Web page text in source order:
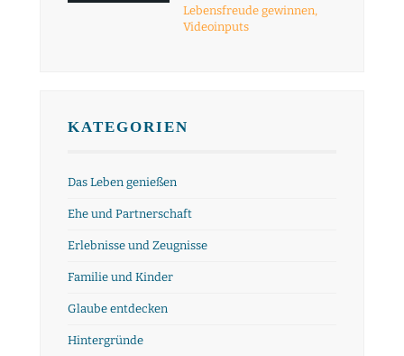
Lebensfreude gewinnen,
Videoinputs
KATEGORIEN
Das Leben genießen
Ehe und Partnerschaft
Erlebnisse und Zeugnisse
Familie und Kinder
Glaube entdecken
Hintergründe